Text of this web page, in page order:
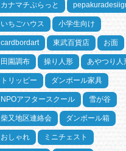
カナマチぷらっと
いちごハウス 小学生向け
cardbordart 東武百貨店 お面
田園調布 操り人形 あやつり人
トリッピー ダンボール家具
NPOアフタースクール 雪が谷
柴又地区連絡会 ダンボール箱
おしゃれ ミニチェスト